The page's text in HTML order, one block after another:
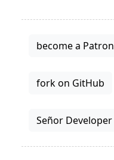
become a Patron
fork on GitHub
Señor Developer